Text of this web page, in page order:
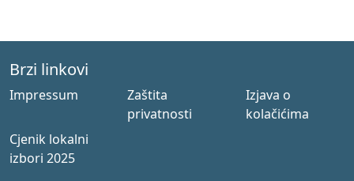
Brzi linkovi
Impressum
Zaštita
privatnosti
Izjava o
kolačićima
Cjenik lokalni
izbori 2025